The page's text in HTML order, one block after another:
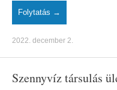
Folytatás →
2022. december 2.
Szennyvíz társulás